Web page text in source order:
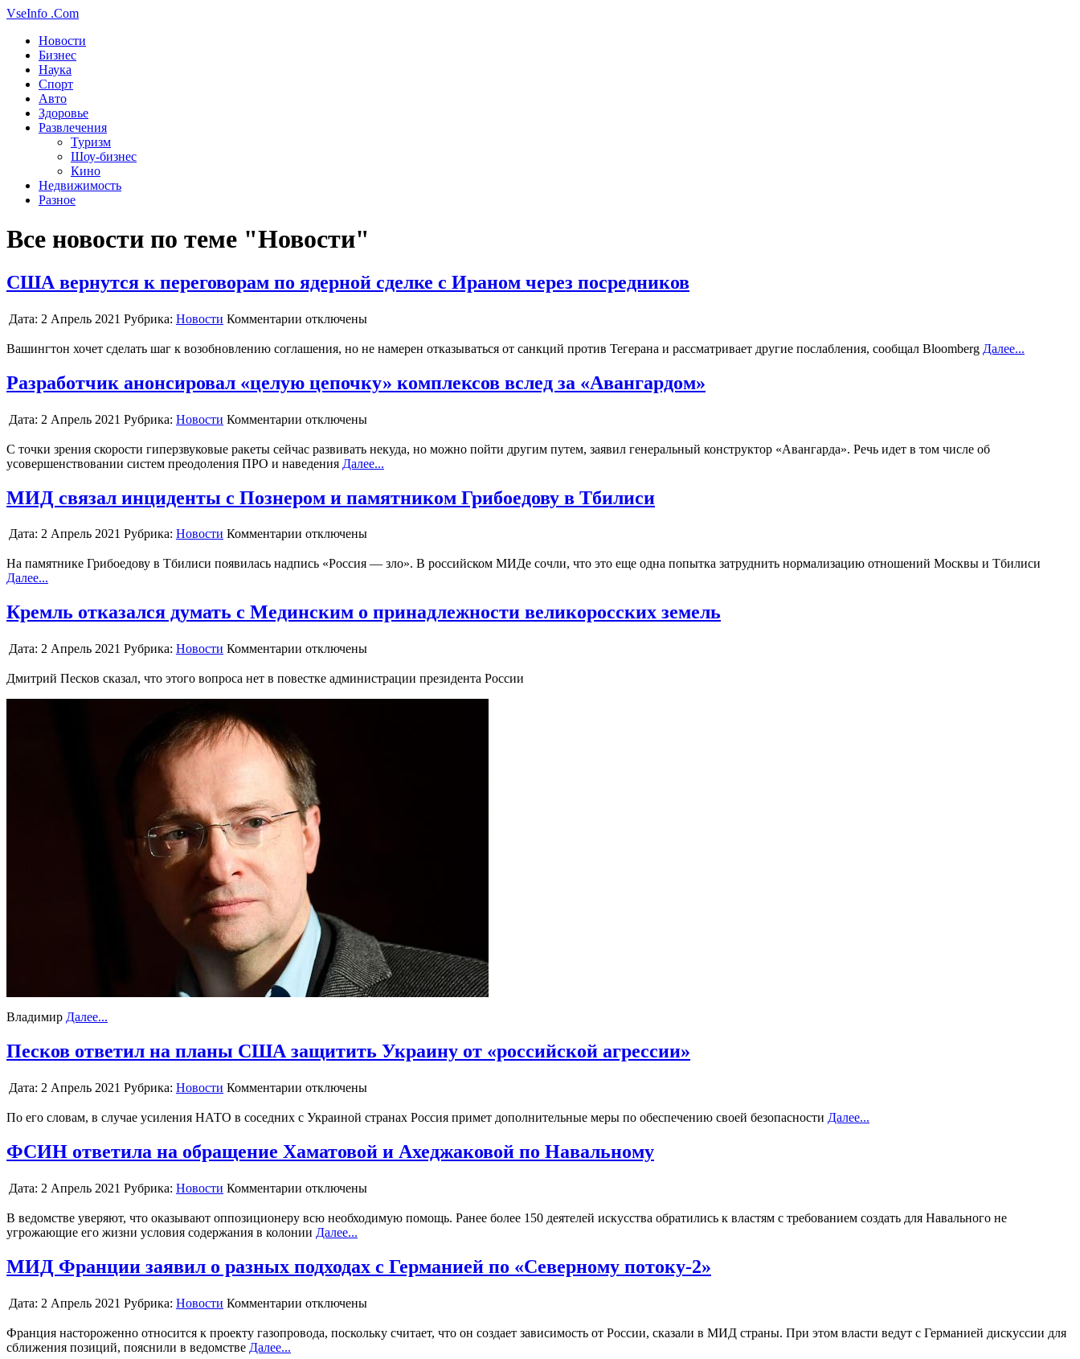
VseInfo .Com
Новости
Бизнес
Наука
Спорт
Авто
Здоровье
Развлечения
Туризм
Шоу-бизнес
Кино
Недвижимость
Разное
Все новости по теме "Новости"
США вернутся к переговорам по ядерной сделке с Ираном через посредников
Дата: 2 Апрель 2021 Рубрика: Новости Комментарии отключены
Вашингтон хочет сделать шаг к возобновлению соглашения, но не намерен отказываться от санкций против Тегерана и рассматривает другие послабления, сообщал Bloomberg Далее...
Разработчик анонсировал «целую цепочку» комплексов вслед за «Авангардом»
Дата: 2 Апрель 2021 Рубрика: Новости Комментарии отключены
С точки зрения скорости гиперзвуковые ракеты сейчас развивать некуда, но можно пойти другим путем, заявил генеральный конструктор «Авангарда». Речь идет в том числе об
усовершенствовании систем преодоления ПРО и наведения Далее...
МИД связал инциденты с Познером и памятником Грибоедову в Тбилиси
Дата: 2 Апрель 2021 Рубрика: Новости Комментарии отключены
На памятнике Грибоедову в Тбилиси появилась надпись «Россия — зло». В российском МИДе сочли, что это еще одна попытка затруднить нормализацию отношений Москвы и Тбилиси
Далее...
Кремль отказался думать с Мединским о принадлежности великоросских земель
Дата: 2 Апрель 2021 Рубрика: Новости Комментарии отключены
Дмитрий Песков сказал, что этого вопроса нет в повестке администрации президента России
Владимир Далее...
Песков ответил на планы США защитить Украину от «российской агрессии»
Дата: 2 Апрель 2021 Рубрика: Новости Комментарии отключены
По его словам, в случае усиления НАТО в соседних с Украиной странах Россия примет дополнительные меры по обеспечению своей безопасности Далее...
ФСИН ответила на обращение Хаматовой и Ахеджаковой по Навальному
Дата: 2 Апрель 2021 Рубрика: Новости Комментарии отключены
В ведомстве уверяют, что оказывают оппозиционеру всю необходимую помощь. Ранее более 150 деятелей искусства обратились к властям с требованием создать для Навального не
угрожающие его жизни условия содержания в колонии Далее...
МИД Франции заявил о разных подходах с Германией по «Северному потоку-2»
Дата: 2 Апрель 2021 Рубрика: Новости Комментарии отключены
Франция настороженно относится к проекту газопровода, поскольку считает, что он создает зависимость от России, сказали в МИД страны. При этом власти ведут с Германией дискуссии для
сближения позиций, пояснили в ведомстве Далее...